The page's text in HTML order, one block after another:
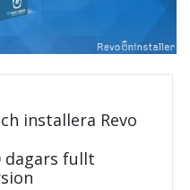
installera Revo
dagars fullt